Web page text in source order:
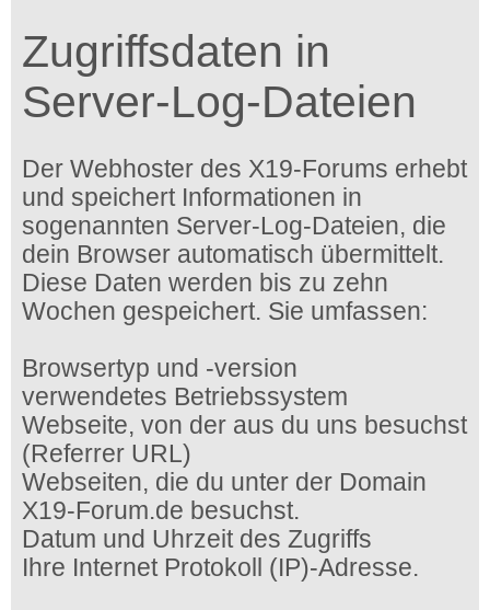
Zugriffsdaten in
Server-Log-Dateien
Der Webhoster des X19-Forums erhebt
und speichert Informationen in
sogenannten Server-Log-Dateien, die
dein Browser automatisch übermittelt.
Diese Daten werden bis zu zehn
Wochen gespeichert. Sie umfassen:
Browsertyp und -version
verwendetes Betriebssystem
Webseite, von der aus du uns besuchst
(Referrer URL)
Webseiten, die du unter der Domain
X19-Forum.de besuchst.
Datum und Uhrzeit des Zugriffs
Ihre Internet Protokoll (IP)-Adresse.